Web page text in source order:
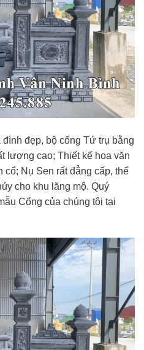
đẹp, bộ cổng Tứ trụ bằng
lượng cao; Thiết kế hoa văn
cổ; Nụ Sen rất đẳng cấp, thể
cho khu lăng mộ. Quý
Cổng của chúng tôi tại